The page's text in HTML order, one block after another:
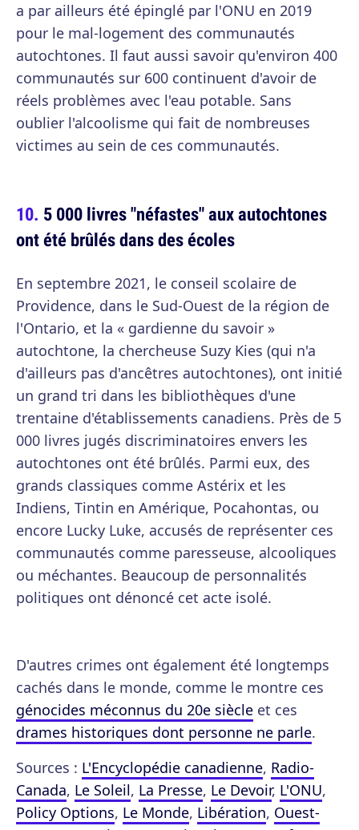
a par ailleurs été épinglé par l'ONU en 2019
pour le mal-logement des communautés
autochtones. Il faut aussi savoir qu'environ 400
communautés sur 600 continuent d'avoir de
réels problèmes avec l'eau potable. Sans
oublier l'alcoolisme qui fait de nombreuses
victimes au sein de ces communautés.
5 000 livres "néfastes" aux autochtones
ont été brûlés dans des écoles
En septembre 2021, le conseil scolaire de
Providence, dans le Sud-Ouest de la région de
l'Ontario, et la « gardienne du savoir »
autochtone, la chercheuse Suzy Kies (qui n'a
d'ailleurs pas d'ancêtres autochtones), ont initié
un grand tri dans les bibliothèques d'une
trentaine d'établissements canadiens. Près de 5
000 livres jugés discriminatoires envers les
autochtones ont été brûlés. Parmi eux, des
grands classiques comme Astérix et les
Indiens, Tintin en Amérique, Pocahontas, ou
encore Lucky Luke, accusés de représenter ces
communautés comme paresseuse, alcooliques
ou méchantes. Beaucoup de personnalités
politiques ont dénoncé cet acte isolé.
D'autres crimes ont également été longtemps
cachés dans le monde, comme le montre ces
génocides méconnus du 20e siècle et ces
drames historiques dont personne ne parle.
Sources : L'Encyclopédie canadienne, Radio-
Canada, Le Soleil, La Presse, Le Devoir, L'ONU,
Policy Options, Le Monde, Libération, Ouest-